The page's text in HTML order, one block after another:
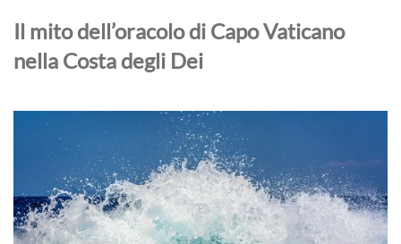
Il mito dell’oracolo di Capo Vaticano
nella Costa degli Dei